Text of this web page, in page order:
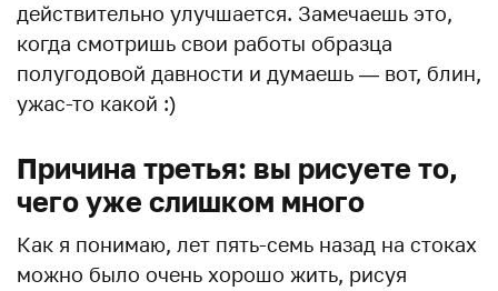
действительно улучшается. Замечаешь это,
когда смотришь свои работы образца
полугодовой давности и думаешь — вот, блин,
ужас-то какой :)
Причина третья: вы рисуете то,
чего уже слишком много
Как я понимаю, лет пять-семь назад на стоках
можно было очень хорошо жить, рисуя